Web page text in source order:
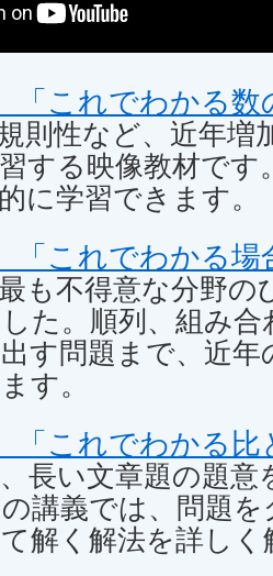
これでわかる数
則性など、近年増
する映像教材です
に学習できます。
これでわかる場
も不得意な分野
た。順列、組み
す問題まで、近
す。
これでわかる比
長い文章題の題
講義では、問題
解く解法を詳し